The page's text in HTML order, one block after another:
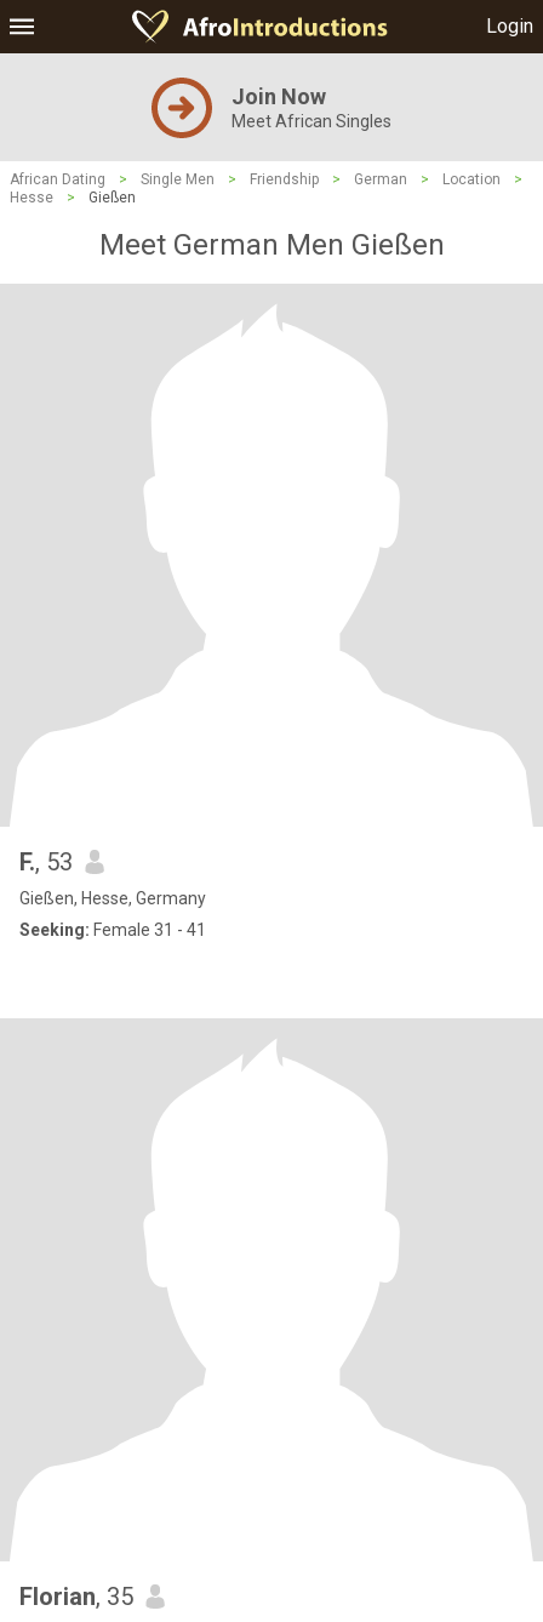
Login
Join Now
Meet African Singles
African Dating > Single Men > Friendship > German > Location
>
Hesse
> Gießen
Meet German Men Gießen
F., 53
Gießen, Hesse, Germany
Seeking: Female 31 - 41
Florian, 35